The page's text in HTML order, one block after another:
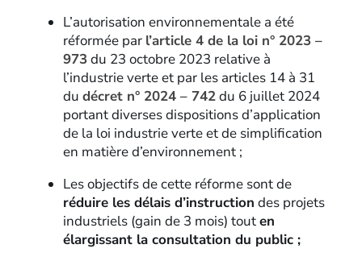
L’autorisation environnementale a été
réformée par l’article 4 de la loi n° 2023 –
973du 23 octobre 2023 relative à
l’industrie verte et par les articles 14 à 31
du décret n° 2024 – 742du 6 juillet 2024
portant diverses dispositions d’application
de la loi industrie verte et de simplification
en matière d’environnement ;
Les objectifs de cette réforme sont de
réduire les délais d’instruction des projets
industriels (gain de 3 mois) touten
élargissant la consultation du public ;